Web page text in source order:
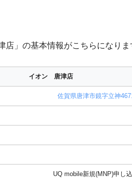
」の基本情報がこちらになりま
イオン 唐津店
佐賀県唐津市鏡字立神
UQ mobile新規(MNP)申し